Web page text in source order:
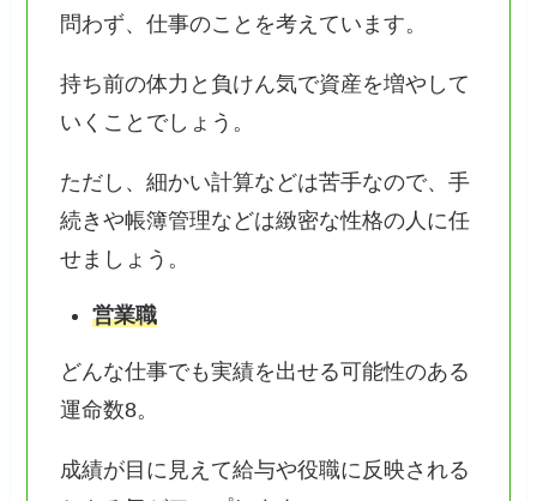
問わず、仕事のことを考えています。
持ち前の体力と負けん気で資産を増やして
いくことでしょう。
ただし、細かい計算などは苦手なので、手
続きや帳簿管理などは緻密な性格の人に任
せましょう。
営業職
どんな仕事でも実績を出せる可能性のある
運命数8。
成績が目に見えて給与や役職に反映される